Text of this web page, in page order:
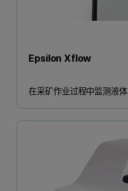
Epsilon Xflow
在采矿作业过程中监测液体